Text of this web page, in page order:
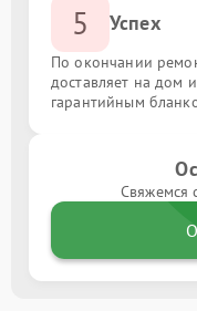
5 Успех
По окончании
доставляет на дом
гарантийным
Свяжемся